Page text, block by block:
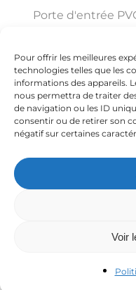
Pour offrir les meilleures
technologies telles que les
informations des appareils.
nous permettra de traiter
de navigation ou les ID
consentir ou de retirer son
négatif sur certaines
Voir
Porte d'entrée
Éco Pro Habitat
150 VC ZI Trajean
59570 Bavay
+33 3 27 67 54 59